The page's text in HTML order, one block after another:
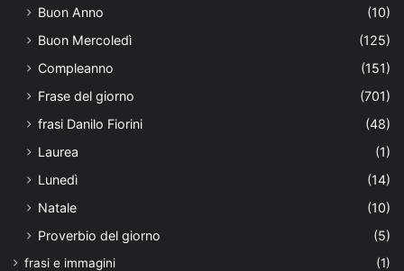
Buon Anno
(10)
Buon Mercoledì
(125)
Compleanno
(151)
Frase del giorno
(701)
frasi Danilo Fiorini
(48)
Laurea
(1)
Lunedì
(14)
Natale
(10)
Proverbio del giorno
(5)
frasi e immagini
(1)